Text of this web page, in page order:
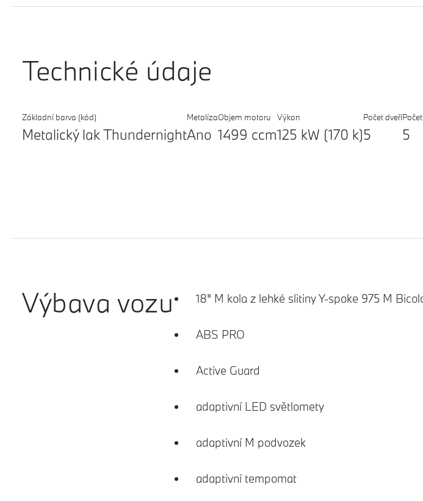
Technické údaje
Základní barva (kód)
Metalický lak Thundernight
Metalíza
Ano
Objem motoru
1499 ccm
Výkon
125 kW (170 k)
Počet dveří
5 5
Výbava vozu 18" M kola z lehké slitiny Y-spoke 975 M
ABS PRO
Active Guard
adaptivní LED světlomety
adaptivní M podvozek
adaptivní tempomat